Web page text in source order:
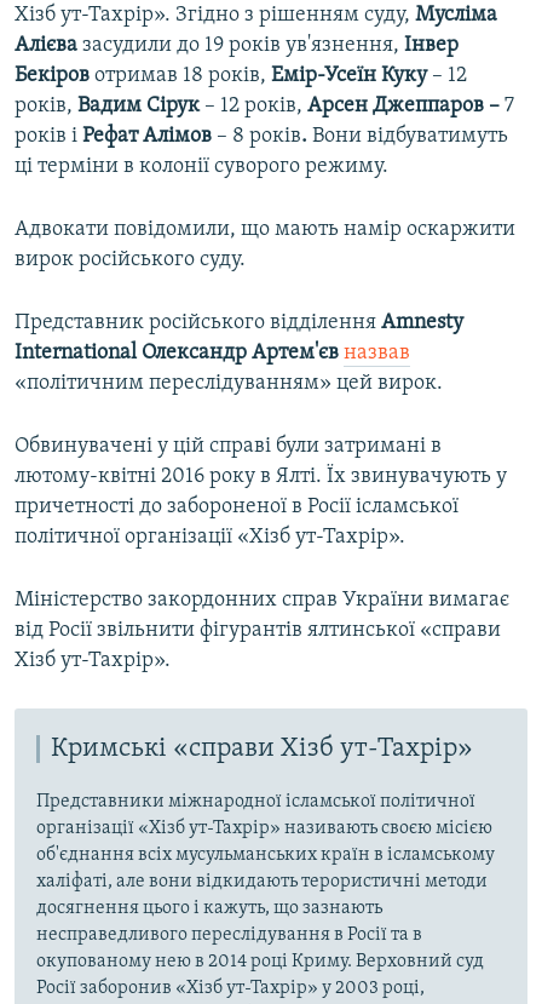
Хізб ут-Тахрір». Згідно з рішенням суду, Мусліма
Алієва засудили до 19 років ув'язнення, Інвер
Бекіров отримав 18 років, Емір-Усеїн Куку – 12
років, Вадим Сірук – 12 років, Арсен Джеппаров – 7
років і Рефат Алімов – 8 років. Вони відбуватимуть
ці терміни в колонії суворого режиму.
Адвокати повідомили, що мають намір оскаржити
вирок російського суду.
Представник російського відділення Amnesty
International Олександр Артем'єв назвав
«політичним переслідуванням» цей вирок.
Обвинувачені у цій справі були затримані в
лютому-квітні 2016 року в Ялті. Їх звинувачують у
причетності до забороненої в Росії ісламської
політичної організації «Хізб ут-Тахрір».
Міністерство закордонних справ України вимагає
від Росії звільнити фігурантів ялтинської «справи
Хізб ут-Тахрір».
Кримські «справи Хізб ут-Тахрір»
Представники міжнародної ісламської політичної
організації «Хізб ут-Тахрір» називають своєю місією
об'єднання всіх мусульманських країн в ісламському
халіфаті, але вони відкидають терористичні методи
досягнення цього і кажуть, що зазнають
несправедливого переслідування в Росії та в
окупованому нею в 2014 році Криму. Верховний суд
Росії заборонив «Хізб ут-Тахрір» у 2003 році,